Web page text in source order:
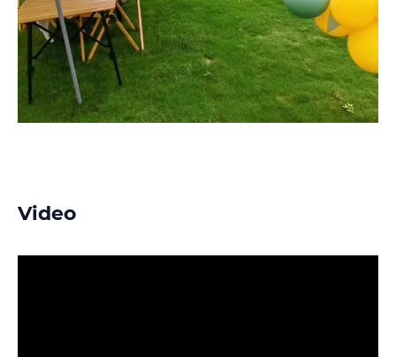
Video